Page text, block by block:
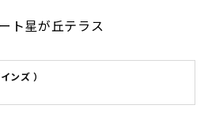
やクリニーク・ランコム・ロクシ
ど、バイヤーがセレクトした大人
税店なみの価格で購入できるアイ
そろいます！海外コスメだけでな
ト星が丘テラス
ンズ ）